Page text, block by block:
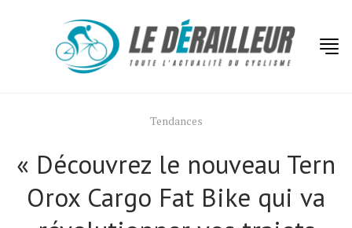
Tendances
« Découvrez le nouveau Tern
Orox Cargo Fat Bike qui va